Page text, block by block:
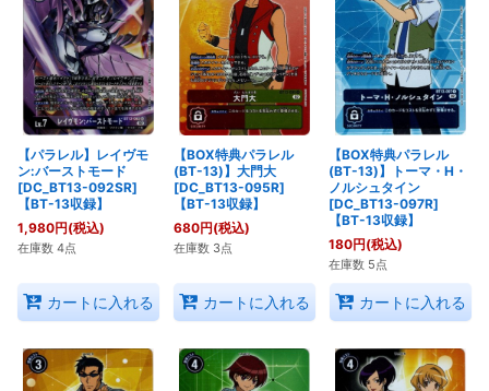
【パラレル】レイヴモ
ン:バーストモード
[DC_BT13-092SR]
【BT-13収録】
1,980円(税込)
在庫数 4点
カートに入れる
【BOX特典パラレル
(BT-13)】大門大
[DC_BT13-095R]
【BT-13収録】
680円(税込)
在庫数 3点
カートに入れる
【BOX特典パラレル
(BT-13)】トーマ・H・
ノルシュタイン
[DC_BT13-097R]
【BT-13収録】
180円(税込)
在庫数 5点
カートに入れる